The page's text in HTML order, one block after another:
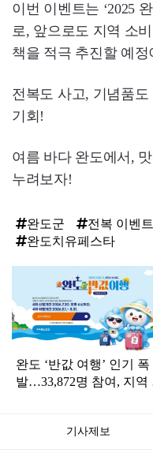
이번 이벤트는 ‘2025
로, 앞으로도 지역 소
책을 적극 추진할 예정
전복도 사고, 기념품
기회!
여름 바다 완도에서,
누려보자!
완도군
전복 이벤
완도치유페스타
인
완도 ‘반값 여행’ 인기 폭
발…33,872명 참여, 지역
기사제보